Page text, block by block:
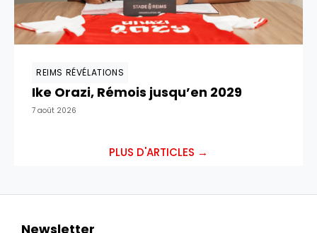
REIMS RÉVÉLATIONS
Ike Orazi, Rémois jusqu’en 2029
7 août 2026
PLUS D'ARTICLES →
Newsletter